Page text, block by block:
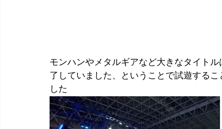
モンハンやメタルギアなど大きなタイト
了していました、ということで試遊する
した